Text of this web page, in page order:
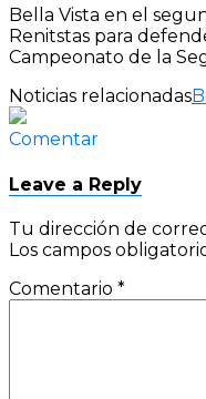
Bella Vista en el
Renitstas para
Campeonato de la
Noticias relacionadas
Comentar
Leave a Reply
Tu dirección de
Los campos
Comentario *